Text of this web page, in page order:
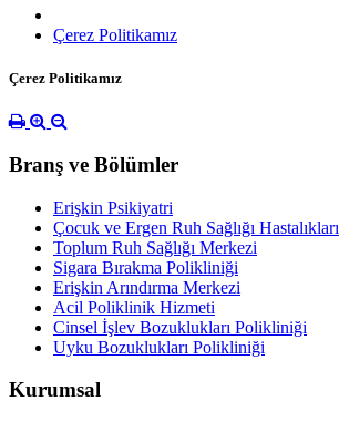
Çerez Politikamız
Çerez Politikamız
Branş ve Bölümler
Erişkin Psikiyatri
Çocuk ve Ergen Ruh Sağlığı Hastalıkları
Toplum Ruh Sağlığı Merkezi
Sigara Bırakma Polikliniği
Erişkin Arındırma Merkezi
Acil Poliklinik Hizmeti
Cinsel İşlev Bozuklukları Polikliniği
Uyku Bozuklukları Polikliniği
Kurumsal